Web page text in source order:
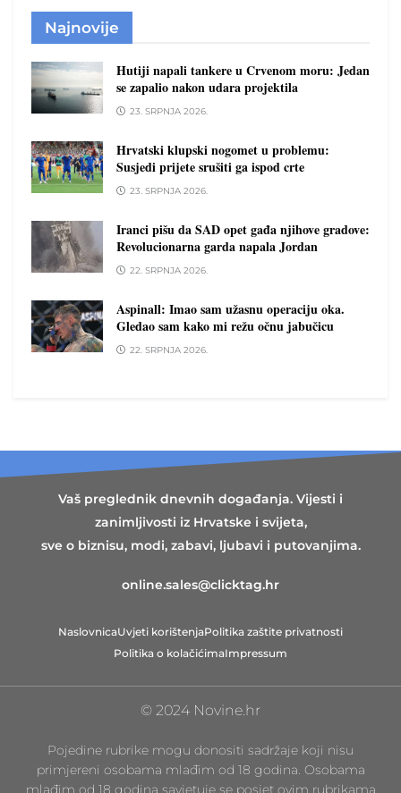
Najnovije
Hutiji napali tankere u Crvenom moru: Jedan
se zapalio nakon udara projektila
23. SRPNJA 2026.
Hrvatski klupski nogomet u problemu:
Susjedi prijete srušiti ga ispod crte
23. SRPNJA 2026.
Iranci pišu da SAD opet gađa njihove gradove:
Revolucionarna garda napala Jordan
22. SRPNJA 2026.
Aspinall: Imao sam užasnu operaciju oka.
Gledao sam kako mi režu očnu jabučicu
22. SRPNJA 2026.
Vaš preglednik dnevnih događanja. Vijesti i
zanimljivosti iz Hrvatske i svijeta,
sve o biznisu, modi, zabavi, ljubavi i putovanjima.
online.sales@clicktag.hr
NaslovnicaUvjeti korištenjaPolitika zaštite privatnosti
Politika o kolačićimaImpressum
© 2024 Novine.hr
Pojedine rubrike mogu donositi sadržaje koji nisu
primjereni osobama mlađim od 18 godina. Osobama